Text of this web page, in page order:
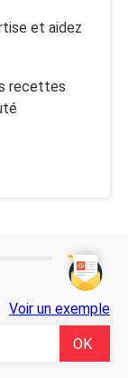
et aidez
recettes
Voir un exemple